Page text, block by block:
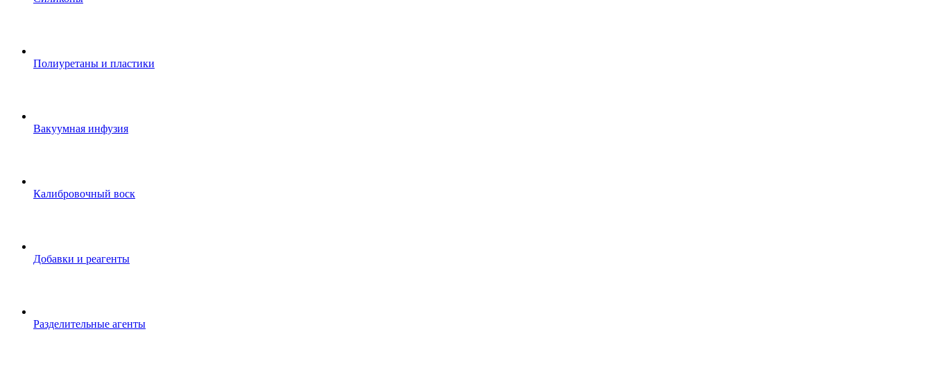
Полиуретаны и пластики
Вакуумная инфузия
Калибровочный воск
Добавки и реагенты
Разделительные агенты